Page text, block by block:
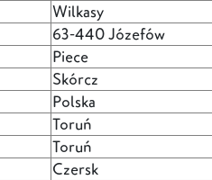
Wilkasy
63-440 Józefów
Piece
Skórcz
Polska
Toruń
Toruń
Czersk